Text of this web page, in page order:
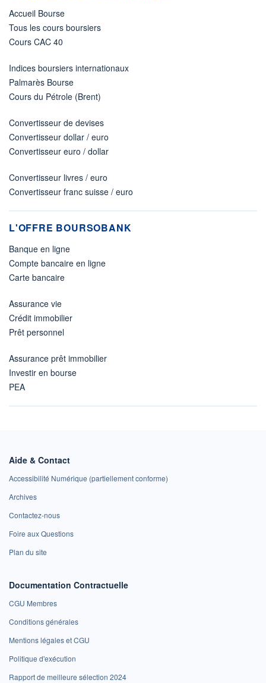
Accueil Bourse
Tous les cours boursiers
Cours CAC 40
Indices boursiers internationaux
Palmarès Bourse
Cours du Pétrole (Brent)
Convertisseur de devises
Convertisseur dollar / euro
Convertisseur euro / dollar
Convertisseur livres / euro
Convertisseur franc suisse / euro
L'OFFRE BOURSOBANK
Banque en ligne
Compte bancaire en ligne
Carte bancaire
Assurance vie
Crédit immobilier
Prêt personnel
Assurance prêt immobilier
Investir en bourse
PEA
Aide & Contact
Accessibilité Numérique (partiellement conforme)
Archives
Contactez-nous
Foire aux Questions
Plan du site
Documentation Contractuelle
CGU Membres
Conditions générales
Mentions légales et CGU
Politique d'exécution
Rapport de meilleure sélection 2024